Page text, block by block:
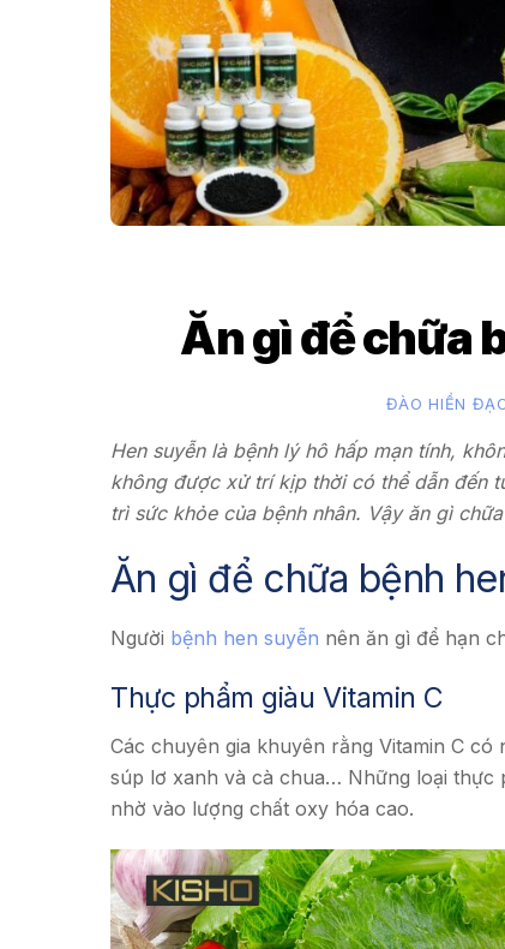
Ăn gì để chữa
ĐÀO HIỀN
Hen suyễn là bệnh lý hô hấp mạn tính,
không được xử trí kịp thời có thể dẫn đến
trì sức khỏe của bệnh nhân. Vậy ăn gì
Ăn gì để chữa bệnh
Người bệnh hen suyễn nên ăn gì để hạn
Thực phẩm giàu Vitamin C
Các chuyên gia khuyên rằng Vitamin C
súp lơ xanh và cà chua… Những loại thực
nhờ vào lượng chất oxy hóa cao.